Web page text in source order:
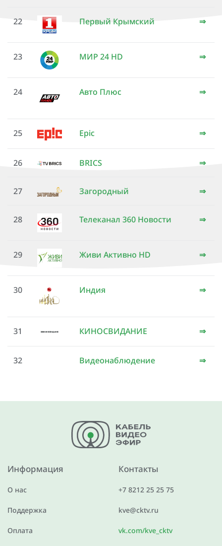
22 Первый Крымский ⇒
23 МИР 24 HD ⇒
24 Авто Плюс ⇒
25 Epic ⇒
26 BRICS ⇒
27 Загородный ⇒
28 Телеканал 360 Новости ⇒
29 Живи Активно HD ⇒
30 Индия ⇒
31 КИНОСВИДАНИЕ ⇒
32 Видеонаблюдение ⇒
Информация
О нас
Поддержка
Оплата
Контакты
+7 8212 25 25 75
kve@cktv.ru
vk.com/kve_cktv